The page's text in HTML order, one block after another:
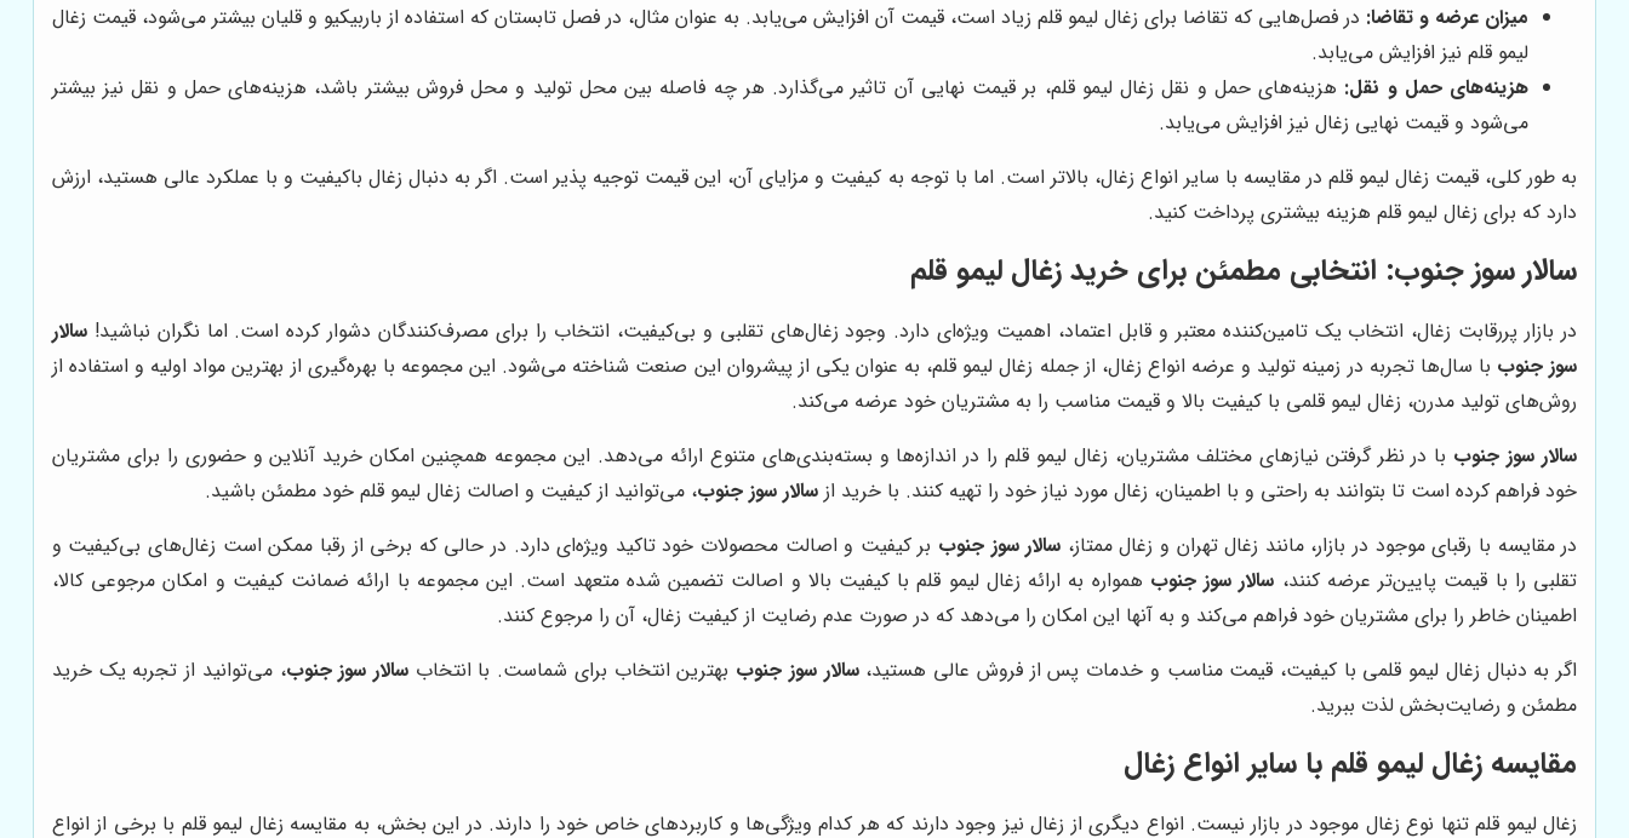
میزان عرضه و تقاضا: در فصل‌هایی که تقاضا برای زغال لیمو قلم زیاد است، قیمت آن افزایش می‌یابد. به عنوان مثال، در فصل تابستان که استفاده از باربیکیو و قلیان بیشتر می‌شود، قیمت زغال
لیمو قلم نیز افزایش می‌یابد.
هزینه‌های حمل و نقل: هزینه‌های حمل و نقل زغال لیمو قلم، بر قیمت نهایی آن تاثیر می‌گذارد. هر چه فاصله بین محل تولید و محل فروش بیشتر باشد، هزینه‌های حمل و نقل نیز بیشتر
می‌شود و قیمت نهایی زغال نیز افزایش می‌یابد.
به طور کلی، قیمت زغال لیمو قلم در مقایسه با سایر انواع زغال، بالاتر است. اما با توجه به کیفیت و مزایای آن، این قیمت توجیه پذیر است. اگر به دنبال زغال باکیفیت و با عملکرد عالی هستید، ارزش
دارد که برای زغال لیمو قلم هزینه بیشتری پرداخت کنید.
سالار سوز جنوب: انتخابی مطمئن برای خرید زغال لیمو قلم
در بازار پررقابت زغال، انتخاب یک تامین‌کننده معتبر و قابل اعتماد، اهمیت ویژه‌ای دارد. وجود زغال‌های تقلبی و بی‌کیفیت، انتخاب را برای مصرف‌کنندگان دشوار کرده است. اما نگران نباشید!سالار
سوز جنوب با سال‌ها تجربه در زمینه تولید و عرضه انواع زغال، از جمله زغال لیمو قلم، به عنوان یکی از پیشروان این صنعت شناخته می‌شود. این مجموعه با بهره‌گیری از بهترین مواد اولیه و استفاده از
روش‌های تولید مدرن، زغال لیمو قلمی با کیفیت بالا و قیمت مناسب را به مشتریان خود عرضه می‌کند.
سالار سوز جنوب با در نظر گرفتن نیازهای مختلف مشتریان، زغال لیمو قلم را در اندازه‌ها و بسته‌بندی‌های متنوع ارائه می‌دهد. این مجموعه همچنین امکان خرید آنلاین و حضوری را برای مشتریان
خود فراهم کرده است تا بتوانند به راحتی و با اطمینان، زغال مورد نیاز خود را تهیه کنند. با خرید از سالار سوز جنوب، می‌توانید از کیفیت و اصالت زغال لیمو قلم خود مطمئن باشید.
در مقایسه با رقبای موجود در بازار، مانند زغال تهران و زغال ممتاز، سالار سوز جنوب بر کیفیت و اصالت محصولات خود تاکید ویژه‌ای دارد. در حالی که برخی از رقبا ممکن است زغال‌های بی‌کیفیت و
تقلبی را با قیمت پایین‌تر عرضه کنند، سالار سوز جنوب همواره به ارائه زغال لیمو قلم با کیفیت بالا و اصالت تضمین شده متعهد است. این مجموعه با ارائه ضمانت کیفیت و امکان مرجوعی کالا،
اطمینان خاطر را برای مشتریان خود فراهم می‌کند و به آنها این امکان را می‌دهد که در صورت عدم رضایت از کیفیت زغال، آن را مرجوع کنند.
اگر به دنبال زغال لیمو قلمی با کیفیت، قیمت مناسب و خدمات پس از فروش عالی هستید،سالار سوز جنوب بهترین انتخاب برای شماست. با انتخاب سالار سوز جنوب، می‌توانید از تجربه یک خرید
مطمئن و رضایت‌بخش لذت ببرید.
مقایسه زغال لیمو قلم با سایر انواع زغال
زغال لیمو قلم تنها نوع زغال موجود در بازار نیست. انواع دیگری از زغال نیز وجود دارند که هر کدام ویژگی‌ها و کاربردهای خاص خود را دارند. در این بخش، به مقایسه زغال لیمو قلم با برخی از انواع